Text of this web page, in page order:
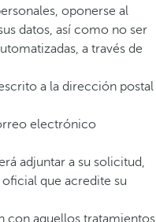
oponerse al
datos, así como no ser
a través de
a la dirección postal
electrónico
adjuntar a su solicitud,
que acredite su
con aquellos tratamientos